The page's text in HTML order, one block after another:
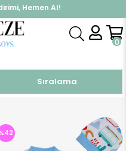
Hemen Al!
Kap, Hemen Üye Ol!
0
Sıralama